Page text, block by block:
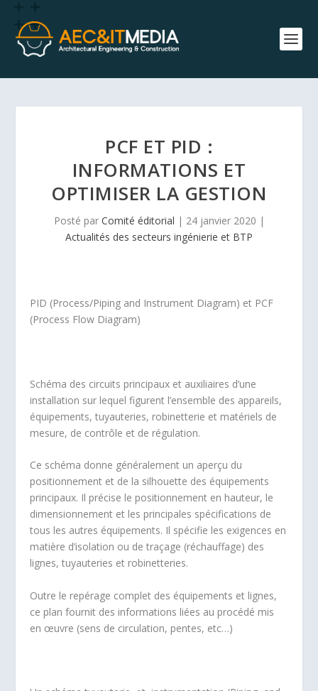
PCF ET PID :
INFORMATIONS ET
OPTIMISER LA GESTION
Posté par Comité éditorial | 24 janvier 2020 |
Actualités des secteurs ingénierie et BTP
PID (Process/Piping and Instrument Diagram) et PCF
(Process Flow Diagram)
Schéma des circuits principaux et auxiliaires d’une
installation sur lequel figurent l’ensemble des appareils,
équipements, tuyauteries, robinetterie et matériels de
mesure, de contrôle et de régulation.
Ce schéma donne généralement un aperçu du
positionnement et de la silhouette des équipements
principaux. Il précise le positionnement en hauteur, le
dimensionnement et les principales spécifications de
tous les autres équipements. Il spécifie les exigences en
matière d’isolation ou de traçage (réchauffage) des
lignes, tuyauteries et robinetteries.
Outre le repérage complet des équipements et lignes,
ce plan fournit des informations liées au procédé mis
en œuvre (sens de circulation, pentes, etc…)